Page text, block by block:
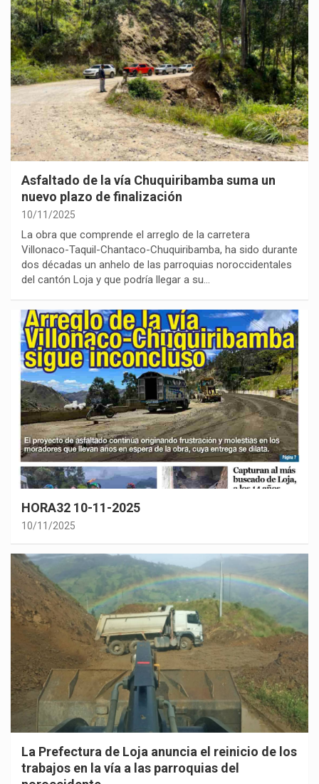
Asfaltado de la vía Chuquiribamba suma un
nuevo plazo de finalización
10/11/2025
La obra que comprende el arreglo de la carretera
Villonaco-Taquil-Chantaco-Chuquiribamba, ha sido durante
dos décadas un anhelo de las parroquias noroccidentales
del cantón Loja y que podría llegar a su…
HORA32 10-11-2025
10/11/2025
La Prefectura de Loja anuncia el reinicio de los
trabajos en la vía a las parroquias del